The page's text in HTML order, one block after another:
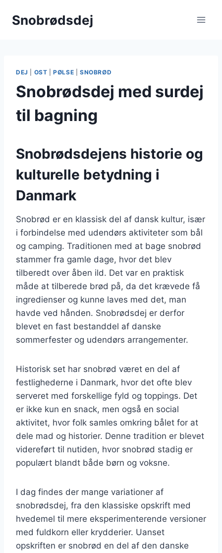
Snobrødsdej
DEJ OST |PØLSE SNOBRØD
Snobrødsdej med surdej
til bagning
Snobrødsdejens historie og
kulturelle betydning i
Danmark
Snobrød er en klassisk del af dansk kultur, især
i forbindelse med udendørs aktiviteter som bål
og camping. Traditionen med at bage snobrød
stammer fra gamle dage, hvor det blev
tilberedt over åben ild. Det var en praktisk
måde at tilberede brød på, da det krævede få
ingredienser og kunne laves med det, man
havde ved hånden. Snobrødsdej er derfor
blevet en fast bestanddel af danske
sommerfester og udendørs arrangementer.
Historisk set har snobrød været en del af
festlighederne i Danmark, hvor det ofte blev
serveret med forskellige fyld og toppings. Det
er ikke kun en snack, men også en social
aktivitet, hvor folk samles omkring bålet for at
dele mad og historier. Denne tradition er blevet
videreført til nutiden, hvor snobrød stadig er
populært blandt både børn og voksne.
I dag findes der mange variationer af
snobrødsdej, fra den klassiske opskrift med
hvedemel til mere eksperimenterende versioner
med fuldkorn eller krydderier. Uanset
opskriften er snobrød en del af den danske